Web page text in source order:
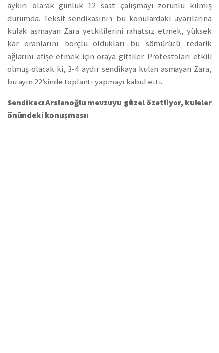
aykırı olarak günlük 12 saat çalışmayı zorunlu kılmış
durumda. Teksif sendikasının bu konulardaki uyarılarına
kulak asmayan Zara yetkililerini rahatsız etmek, yüksek
kar oranlarını borçlu oldukları bu sömürücü tedarik
ağlarını afişe etmek için oraya gittiler. Protestoları etkili
olmuş olacak ki, 3-4 aydır sendikaya kulan asmayan Zara,
bu ayın 22’sinde toplantı yapmayı kabul etti.
Sendikacı Arslanoğlu mevzuyu güzel özetliyor, kuleler
önündeki konuşması: